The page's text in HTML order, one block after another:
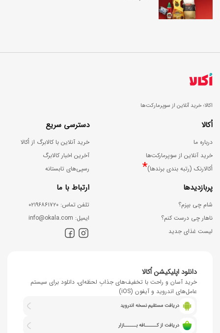
اکالا؛ خرید آنلاین از سوپرمارکت‌ها
اُکالا
درباره ما
خرید آنلاین از سوپرمارکت‌ها
اُکالارنک (رتبه بندی برندها)*
دسترسی سریع
خرید آنلاین با کالابرگ از اُکالا
آخرین اخبار کالابرگ
رسپی‌های تابستانه
پربازدیدها
شام چی بپزم؟
ناهار چی درست کنم؟
لیست غذای جدید
ارتباط با ما
ﺗﻠﻔﻦ ﺗﻤﺎس: ۰۲۱۹۶۸۶۱۷۲۰
اﯾﻤﯿﻞ: info@okala.com
دانلود اپلیکیشن اُکالا
خرید آسان و راحت با تخفیف‌های جذابِ لحظه‌ای، دانلود برای سیستم
عامل‌های اندروید و آیفون (iOS)
دریافت مستقیم نسخه اندروید
دریافت از کــــــافه بــــــازار